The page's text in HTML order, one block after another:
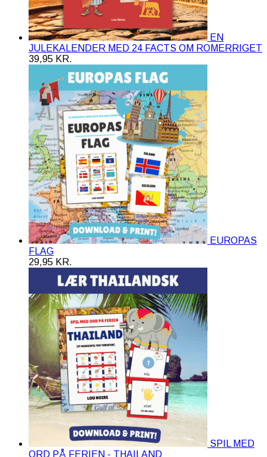
EN
JULEKALENDER MED 24 FACTS OM ROMERRIGET
39,95 KR.
EUROPAS
FLAG
29,95 KR.
SPIL MED
ORD PÅ FERIEN - THAILAND